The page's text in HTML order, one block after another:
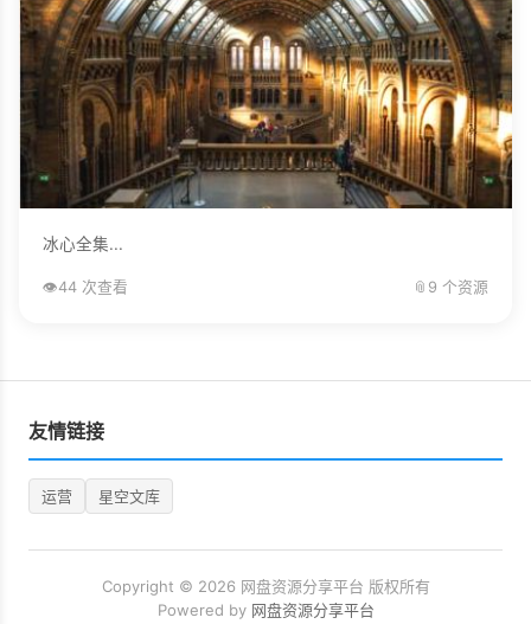
冰心全集...
👁️44 次查看 📎 9 个资源
友情链接
运营 星空文库
Copyright © 2026 网盘资源分享平台 版权所有
Powered by 网盘资源分享平台